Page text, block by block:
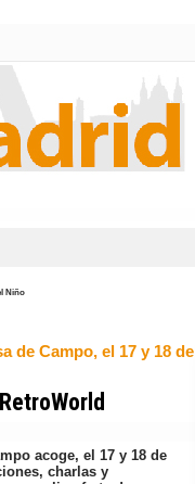
Niño
de Campo, el 17 y 18 de
acoge, el 17 y 18 de
charlas y